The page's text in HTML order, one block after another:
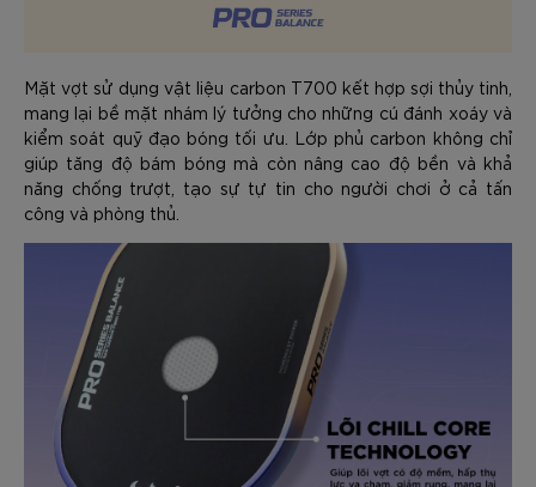
Mặt vợt sử dụng vật liệu carbon T700 kết hợp sợi thủy tinh,
mang lại bề mặt nhám lý tưởng cho những cú đánh xoáy và
kiểm soát quỹ đạo bóng tối ưu. Lớp phủ carbon không chỉ
giúp tăng độ bám bóng mà còn nâng cao độ bền và khả
năng chống trượt, tạo sự tự tin cho người chơi ở cả tấn
công và phòng thủ.